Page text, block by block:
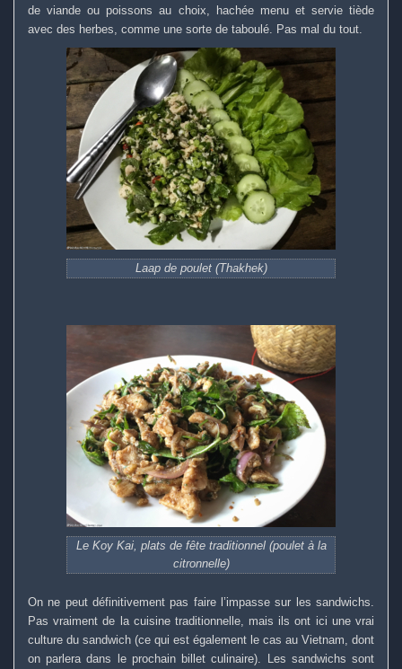
de viande ou poissons au choix, hachée menu et servie tiède
avec des herbes, comme une sorte de taboulé. Pas mal du tout.
Laap de poulet (Thakhek)
Le Koy Kai, plats de fête traditionnel (poulet à la
citronnelle)
On ne peut définitivement pas faire l’impasse sur les sandwichs.
Pas vraiment de la cuisine traditionnelle, mais ils ont ici une vrai
culture du sandwich (ce qui est également le cas au Vietnam, dont
on parlera dans le prochain billet culinaire). Les sandwichs sont